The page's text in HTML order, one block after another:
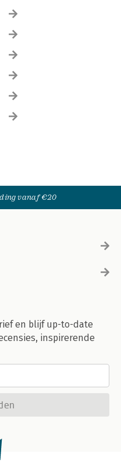
vanaf €20
en blijf up-to-date
inspirerende